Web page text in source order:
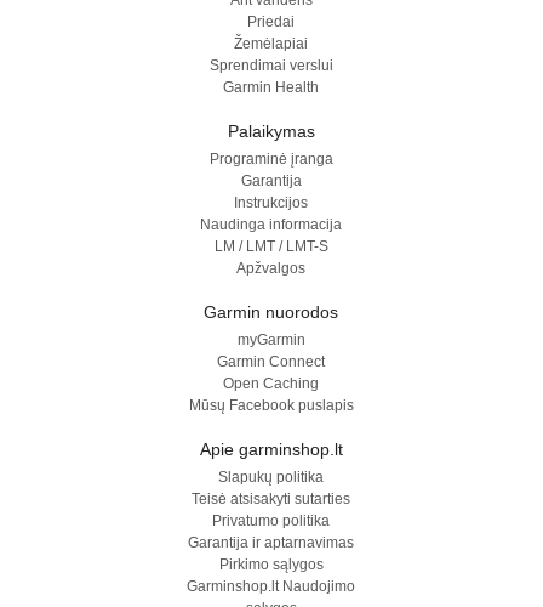
Priedai
Žemėlapiai
Sprendimai verslui
Garmin Health
Palaikymas
Programinė įranga
Garantija
Instrukcijos
Naudinga informacija
LM / LMT / LMT-S
Apžvalgos
Garmin nuorodos
myGarmin
Garmin Connect
Open Caching
Mūsų Facebook puslapis
Apie garminshop.lt
Slapukų politika
Teisė atsisakyti sutarties
Privatumo politika
Garantija ir aptarnavimas
Pirkimo sąlygos
Garminshop.lt Naudojimo